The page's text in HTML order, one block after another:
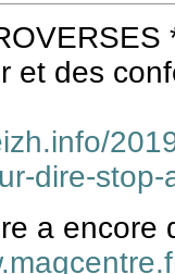
et des
dire-stop-
a encore